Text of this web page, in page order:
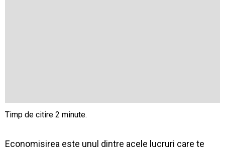
Economisirea este unul dintre acele lucruri care te